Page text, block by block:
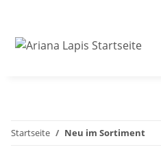
Startseite Neu im Sortiment